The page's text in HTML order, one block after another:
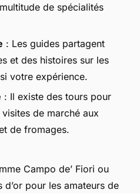
de spécialités
: Les guides partagent
et des histoires sur les
votre expérience.
: Il existe des tours pour
de marché aux
de fromages.
Campo de’ Fiori ou
pour les amateurs de